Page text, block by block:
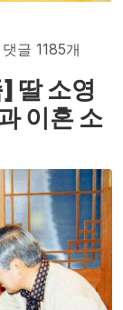
글 1185개
딸 소영
이혼 소